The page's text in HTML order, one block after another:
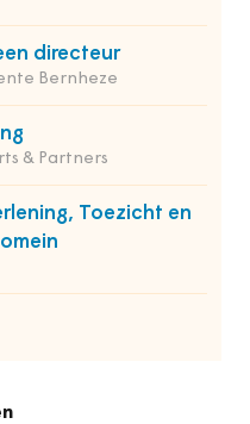
directeur
Bernheze
& Partners
Toezicht en